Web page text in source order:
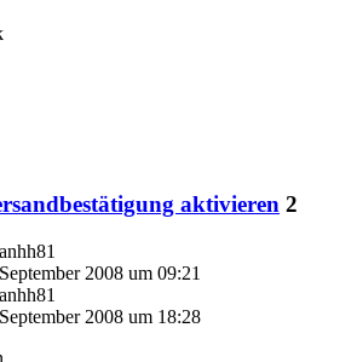
aktivieren 2
2008 um 09:21
2008 um 18:28